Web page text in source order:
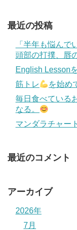
最近の投稿
「半年も悩んで
頭部の打撲、唇
English Lesson
筋トレ
を始め
毎日食べている
なる。
マンダラチャート
最近のコメント
アーカイブ
2026年
7月